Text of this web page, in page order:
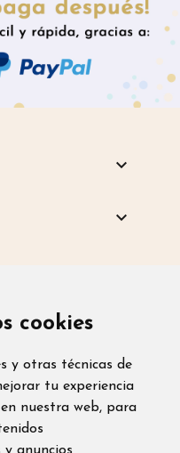
cookies
y otras técnicas de
tu experiencia
nuestra web, para

